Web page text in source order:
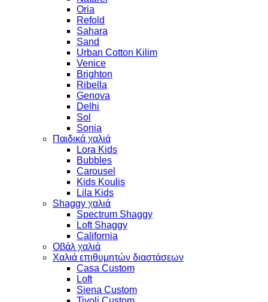
Oria
Refold
Sahara
Sand
Urban Cotton Kilim
Venice
Brighton
Ribella
Genova
Delhi
Sol
Sonia
Παιδικά χαλιά
Lora Kids
Bubbles
Carousel
Kids Koulis
Lila Kids
Shaggy χαλιά
Spectrum Shaggy
Loft Shaggy
California
Οβάλ χαλιά
Χαλιά επιθυμητών διαστάσεων
Casa Custom
Loft
Siena Custom